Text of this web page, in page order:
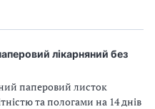
лікарняний без
паперовий листок
та пологами на 14 днів